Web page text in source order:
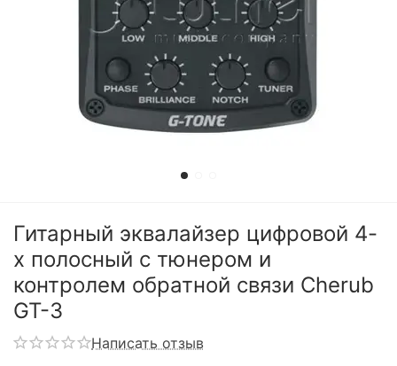
Гитарный эквалайзер цифровой 4-
х полосный с тюнером и
контролем обратной связи Cherub
GT-3
Написать отзыв